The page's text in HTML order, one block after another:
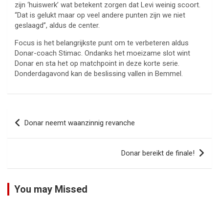
zijn ‘huiswerk’ wat betekent zorgen dat Levi weinig scoort.
“Dat is gelukt maar op veel andere punten zijn we niet
geslaagd”, aldus de center.
Focus is het belangrijkste punt om te verbeteren aldus
Donar-coach Stimac. Ondanks het moeizame slot wint
Donar en sta het op matchpoint in deze korte serie.
Donderdagavond kan de beslissing vallen in Bemmel.
Bericht
navigatie
Donar neemt waanzinnig revanche
Donar bereikt de finale!
You may Missed